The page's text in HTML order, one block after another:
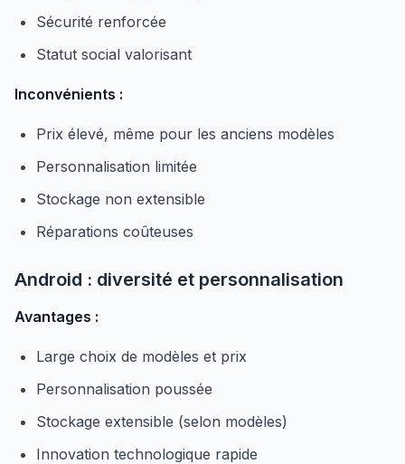
Sécurité renforcée
Statut social valorisant
Inconvénients :
Prix élevé, même pour les anciens modèles
Personnalisation limitée
Stockage non extensible
Réparations coûteuses
Android : diversité et personnalisation
Avantages :
Large choix de modèles et prix
Personnalisation poussée
Stockage extensible (selon modèles)
Innovation technologique rapide